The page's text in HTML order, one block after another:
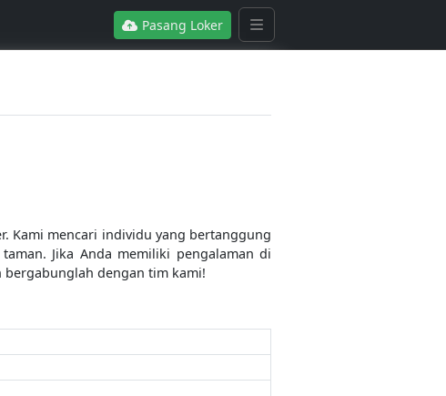
Pasang Loker
Kami mencari individu yang bertanggung
Jika Anda memiliki pengalaman di
dengan tim kami!